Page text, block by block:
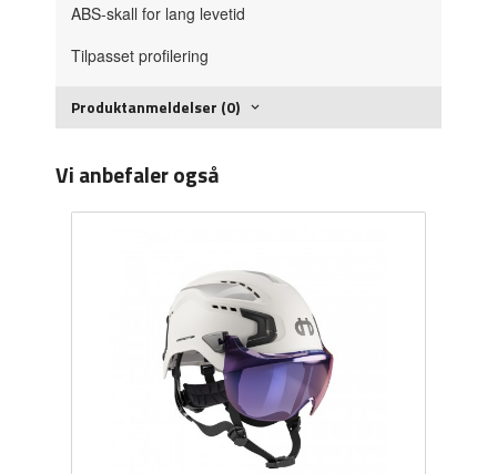
ABS-skall for lang levetid
Tilpasset profilering
Produktanmeldelser (0)
Vi anbefaler også